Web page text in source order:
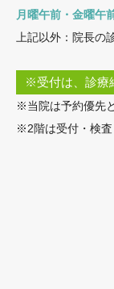
月曜午前・金曜午
上記以外：院長の
※受付は、診療
※当院は予約優先
※2階は受付・検査